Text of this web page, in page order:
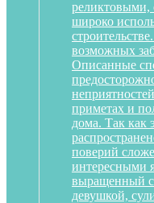
реликтовыми,
широко
возможных
Описанные
приметах и
дома. Так как
поверий
интересными
выращенный
девушкой,